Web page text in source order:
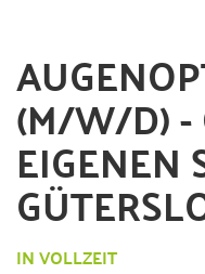
(M/W/D) -
EIGENEN
IN VOLLZEIT